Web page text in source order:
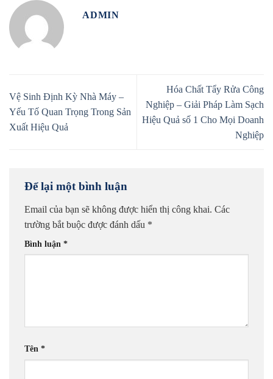
ADMIN
Vệ Sinh Định Kỳ Nhà Máy –
Yếu Tố Quan Trọng Trong Sản
Xuất Hiệu Quả
Hóa Chất Tẩy Rửa Công
Nghiệp – Giải Pháp Làm Sạch
Hiệu Quả số 1 Cho Mọi Doanh
Nghiệp
Để lại một bình luận
Email của bạn sẽ không được hiển thị công khai. Các
trường bắt buộc được đánh dấu *
Bình luận *
Tên *